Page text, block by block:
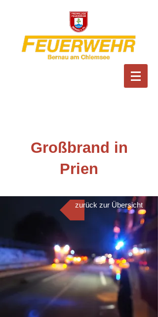
Feuerwehr Bernau am
Chiemsee
Großbrand in
Prien
zurück zur Übersicht